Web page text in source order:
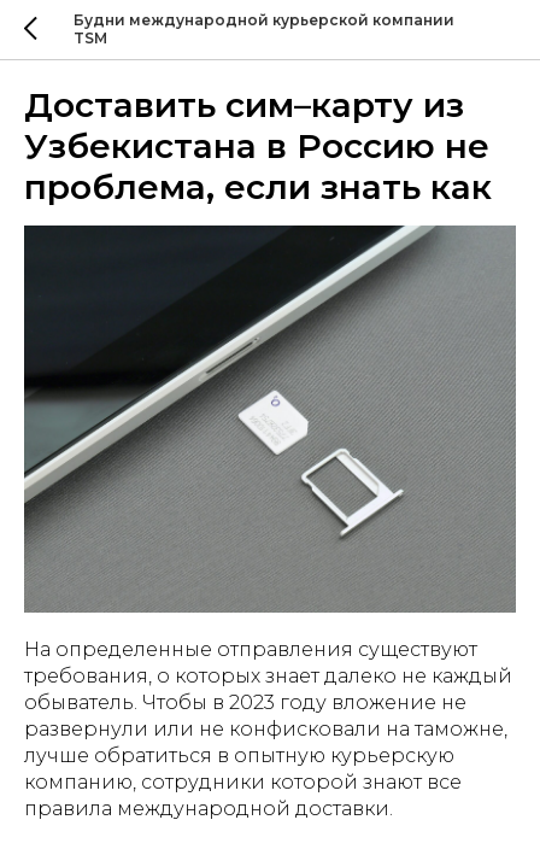
Будни международной курьерской компании
TSM
Доставить сим–карту из
Узбекистана в Россию не
проблема, если знать как
На определенные отправления существуют
требования, о которых знает далеко не каждый
обыватель. Чтобы в 2023 году вложение не
развернули или не конфисковали на таможне,
лучше обратиться в опытную курьерскую
компанию, сотрудники которой знают все
правила международной доставки.